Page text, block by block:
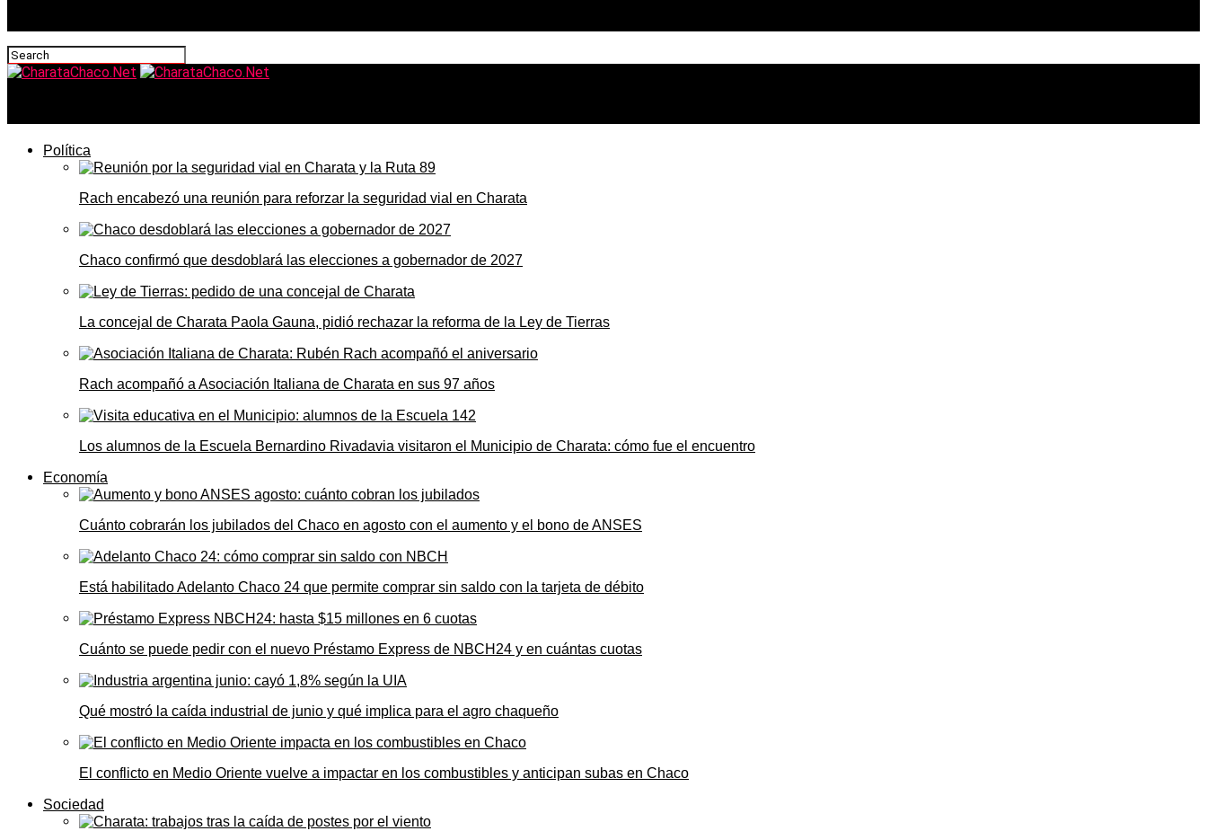
Política
Rach encabezó una reunión para reforzar la seguridad vial en Charata
Chaco confirmó que desdoblará las elecciones a gobernador de 2027
La concejal de Charata Paola Gauna, pidió rechazar la reforma de la Ley de Tierras
Rach acompañó a Asociación Italiana de Charata en sus 97 años
Los alumnos de la Escuela Bernardino Rivadavia visitaron el Municipio de Charata: cómo fue el encuentro
Economía
Cuánto cobrarán los jubilados del Chaco en agosto con el aumento y el bono de ANSES
Está habilitado Adelanto Chaco 24 que permite comprar sin saldo con la tarjeta de débito
Cuánto se puede pedir con el nuevo Préstamo Express de NBCH24 y en cuántas cuotas
Qué mostró la caída industrial de junio y qué implica para el agro chaqueño
El conflicto en Medio Oriente vuelve a impactar en los combustibles y anticipan subas en Chaco
Sociedad